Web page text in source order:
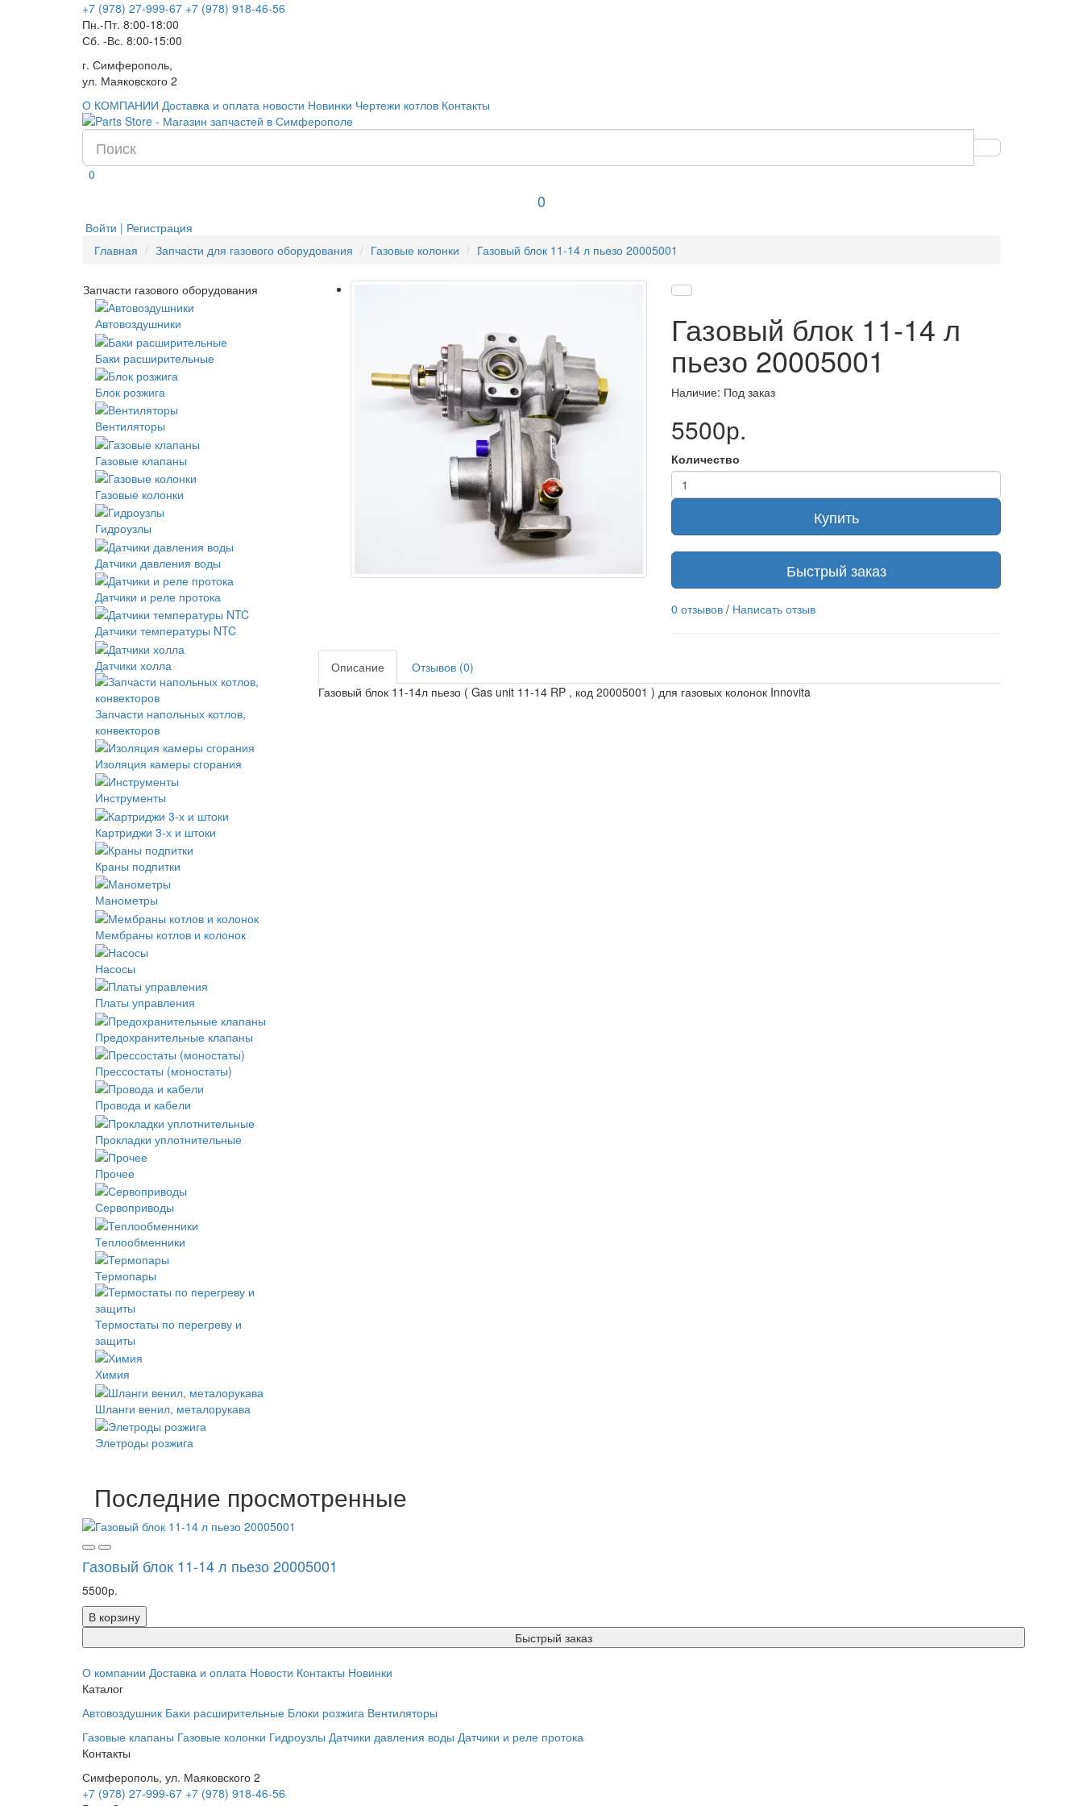
+7 (978) 27-999-67 +7 (978) 918-46-56
Пн.-Пт. 8:00-18:00
Сб. -Вс. 8:00-15:00
г. Симферополь,
ул. Маяковского 2
О КОМПАНИИ Доставка и оплата новости Новинки Чертежи котлов Контакты
0
0
Войти | Регистрация
Главная
Запчасти для газового оборудования Газовые колонки Газовый блок 11-14 л пьезо 20005001
Запчасти газового оборудования
Автовоздушники
Баки расширительные
Блок розжига
Вентиляторы
Газовые клапаны
Газовые колонки
Гидроузлы
Датчики давления воды
Датчики и реле протока
Датчики температуры NTC
Датчики холла
Запчасти напольных котлов,
конвекторов
Изоляция камеры сгорания
Инструменты
Картриджи 3-х и штоки
Краны подпитки
Манометры
Мембраны котлов и колонок
Насосы
Платы управления
Предохранительные клапаны
Прессостаты (моностаты)
Провода и кабели
Прокладки уплотнительные
Прочее
Сервоприводы
Теплообменники
Термопары
Термостаты по перегреву и
защиты
Химия
Шланги венил, металорукава
Элетроды розжига
Газовый блок 11-14 л
пьезо 20005001
Наличие: Под заказ
5500р.
Количество
Купить
Быстрый заказ
0 отзывов / Написать отзыв
Описание
Отзывов (0)
Газовый блок 11-14л пьезо ( Gas unit 11-14 RP , код 20005001 ) для газовых колонок Innovita
Последние просмотренные
Газовый блок 11-14 л пьезо 20005001
5500р.
В корзину
Быстрый заказ
О компании Доставка и оплата Новости Контакты Новинки
Каталог
Автовоздушник Баки расширительные Блоки розжига Вентиляторы
Газовые клапаны Газовые колонки Гидроузлы Датчики давления воды Датчики и реле протока
Контакты
Симферополь, ул. Маяковского 2
+7 (978) 27-999-67 +7 (978) 918-46-56